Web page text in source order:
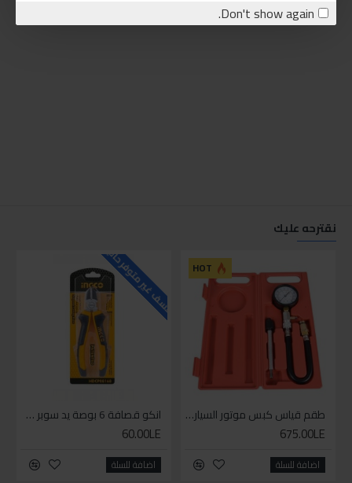
Don't show again.
نقترحه عليك
HOT
طقم قياس كبس موتور السياره 3 ق
675.00LE
اضافة للسلة
للاسف غير متوفر حاليا
انكو قصافة 6 بوصة يد سوبر وان
60.00LE
اضافة للسلة